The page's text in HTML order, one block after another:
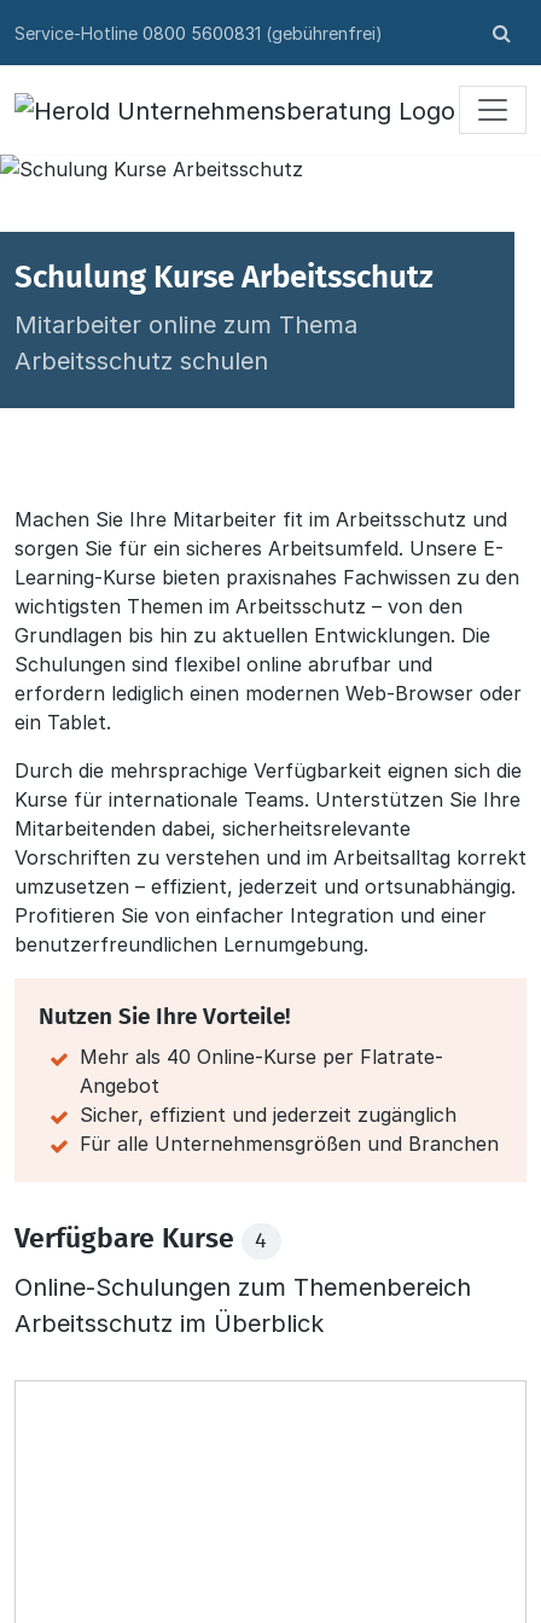
Service-Hotline 0800 5600831 (gebührenfrei)
Schulung Kurse Arbeitsschutz
Mitarbeiter online zum Thema
Arbeitsschutz schulen
Machen Sie Ihre Mitarbeiter fit im Arbeitsschutz und
sorgen Sie für ein sicheres Arbeitsumfeld. Unsere E-
Learning-Kurse bieten praxisnahes Fachwissen zu den
wichtigsten Themen im Arbeitsschutz – von den
Grundlagen bis hin zu aktuellen Entwicklungen. Die
Schulungen sind flexibel online abrufbar und
erfordern lediglich einen modernen Web-Browser oder
ein Tablet.
Durch die mehrsprachige Verfügbarkeit eignen sich die
Kurse für internationale Teams. Unterstützen Sie Ihre
Mitarbeitenden dabei, sicherheitsrelevante
Vorschriften zu verstehen und im Arbeitsalltag korrekt
umzusetzen – effizient, jederzeit und ortsunabhängig.
Profitieren Sie von einfacher Integration und einer
benutzerfreundlichen Lernumgebung.
Nutzen Sie Ihre Vorteile!
Mehr als 40 Online-Kurse per Flatrate-
Angebot
Sicher, effizient und jederzeit zugänglich
Für alle Unternehmensgrößen und Branchen
Verfügbare Kurse 4
Online-Schulungen zum Themenbereich
Arbeitsschutz im Überblick